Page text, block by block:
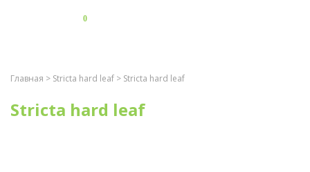
0
Главная > Stricta hard leaf > Stricta hard leaf
Stricta hard leaf